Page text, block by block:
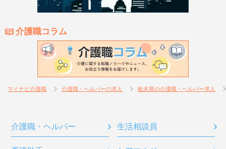
介護職コラム
マイナビ介護職 介護職・ヘルパーの求人 栃木県の介護職・ヘルパー求人
介護職・ヘルパー 生活相談員